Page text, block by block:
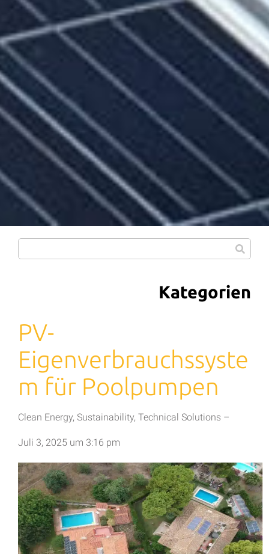
PV-
Eigenverbrauchssyste
m für Poolpumpen
Clean Energy, Sustainability, Technical Solutions –
Juli 3, 2025 um 3:16 pm
Kategorien